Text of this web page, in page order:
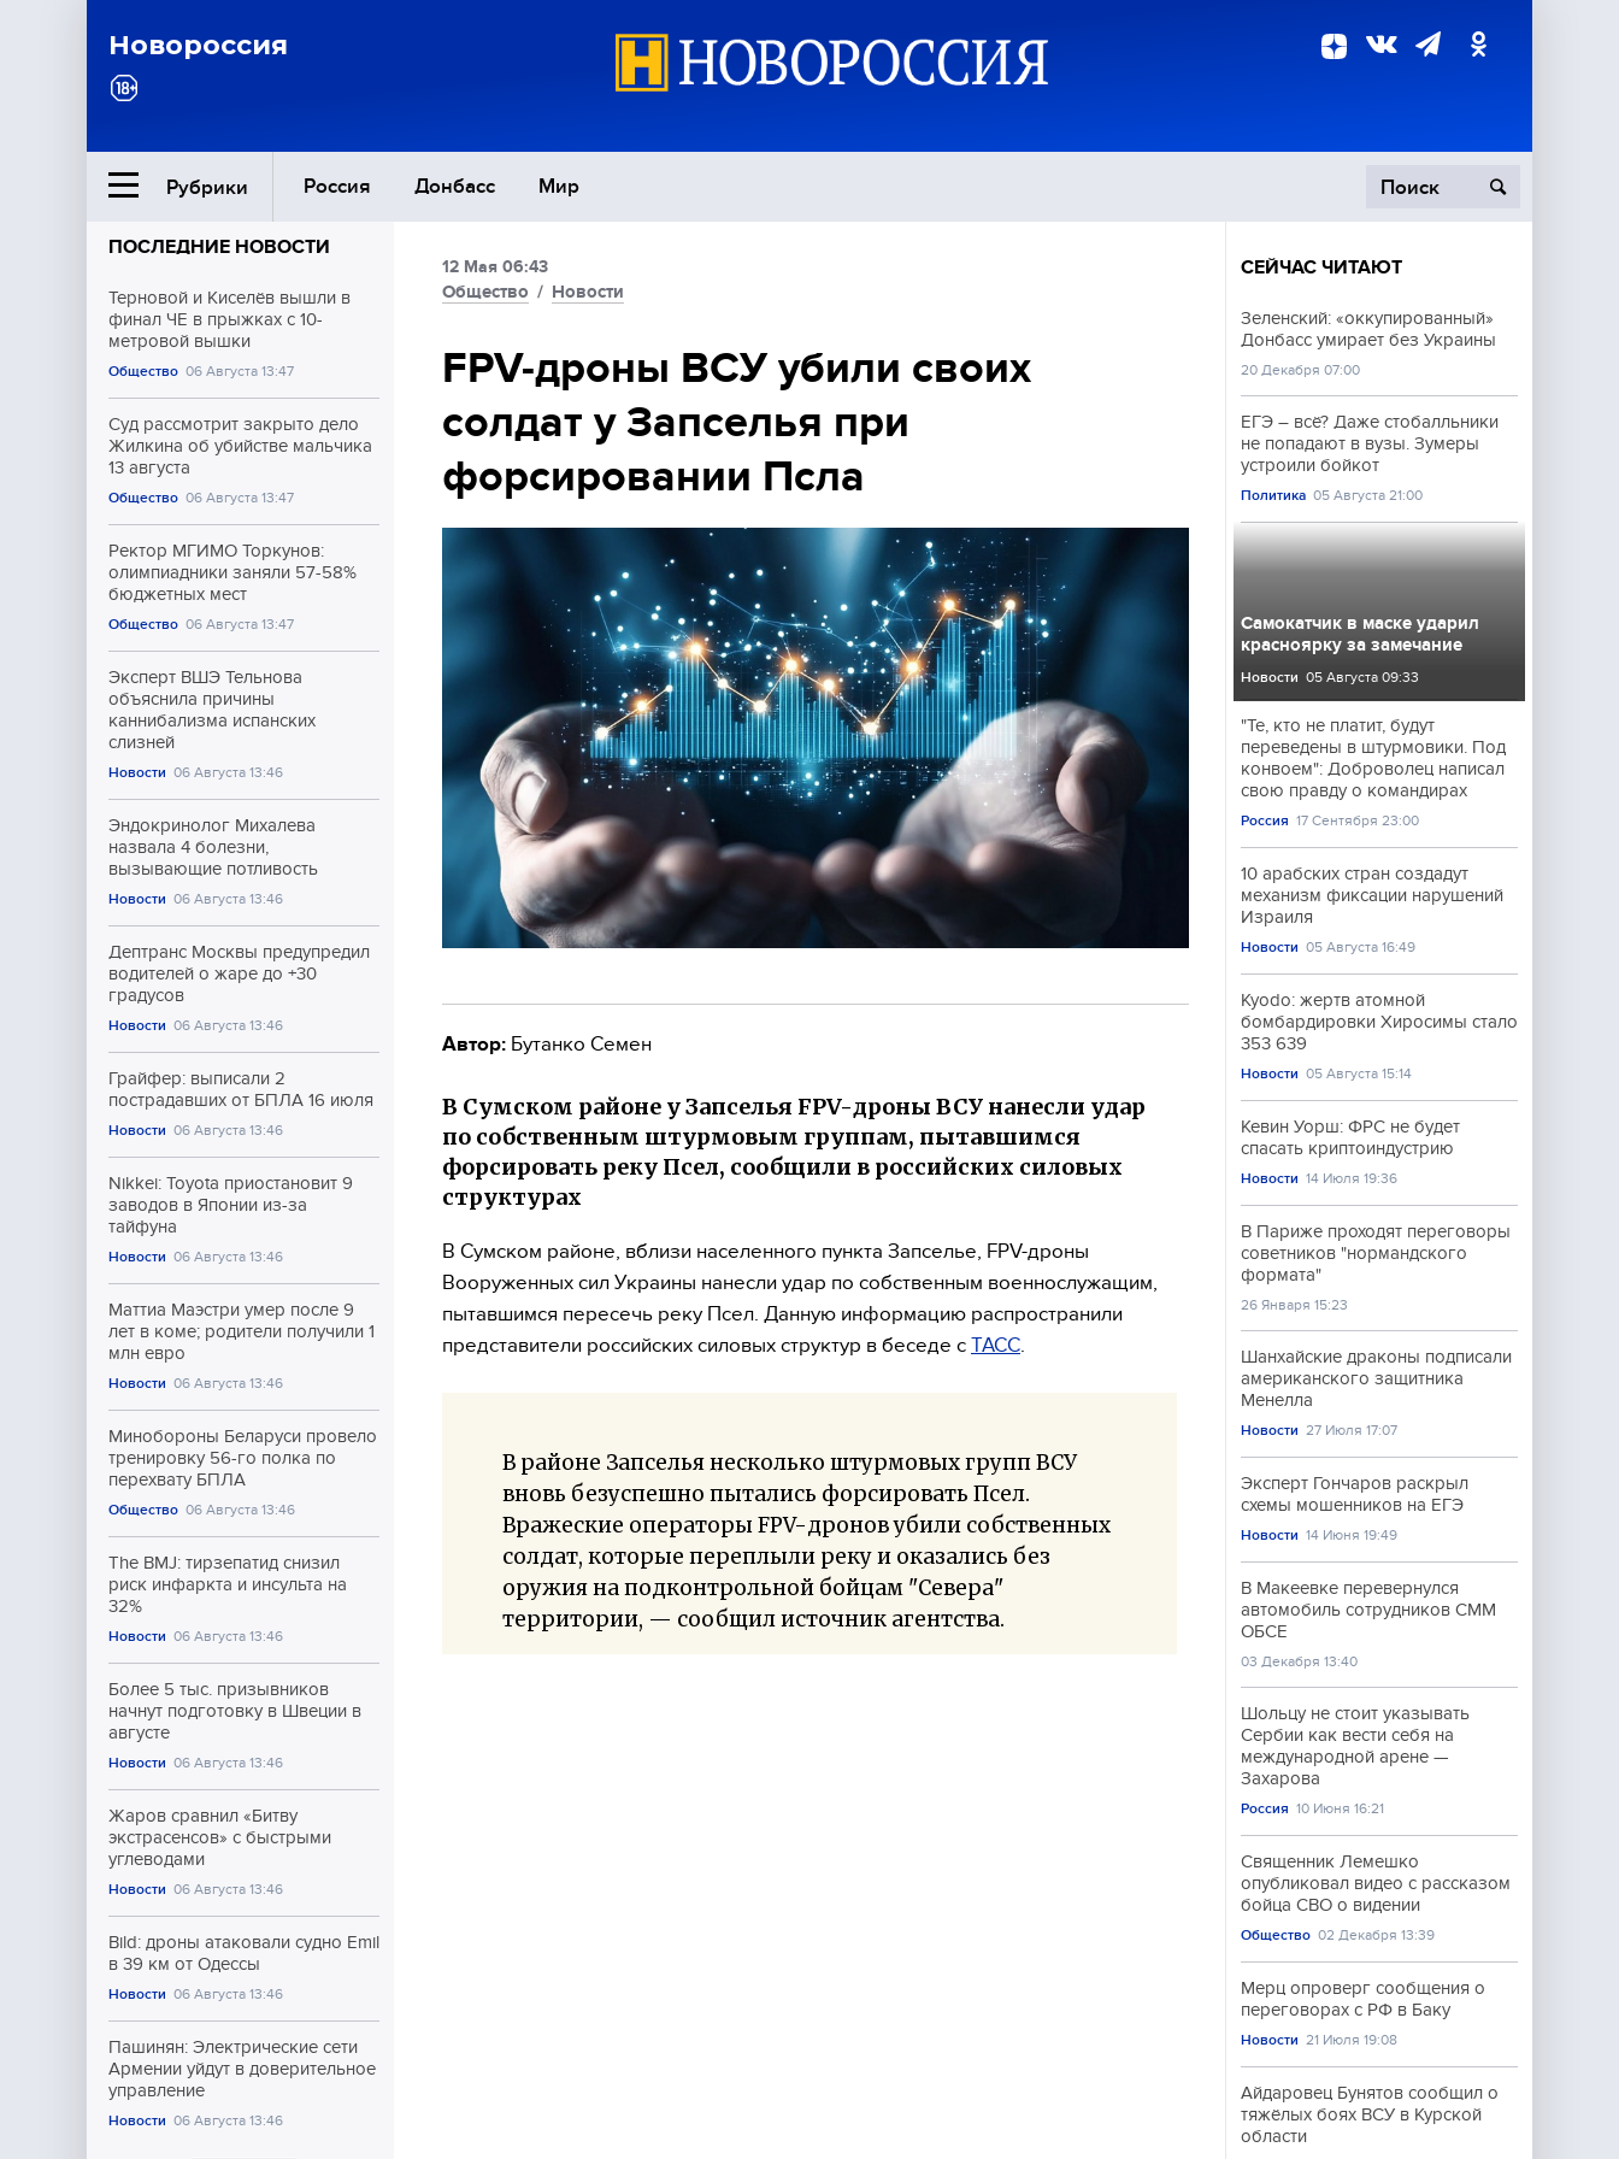
Новороссия
Рубрики Россия Донбасс Мир
Ближний Восток Политика
Общество
Экономика
Происшествия
Культура
Спорт
ПОСЛЕДНИЕ НОВОСТИ
Терновой и Киселёв вышли в
финал ЧЕ в прыжках с 10-
метровой вышки
Общество 06 Августа 13:47
Суд рассмотрит закрыто дело
Жилкина об убийстве мальчика
13 августа
Общество 06 Августа 13:47
Ректор МГИМО Торкунов:
олимпиадники заняли 57-58%
бюджетных мест
Общество 06 Августа 13:47
Эксперт ВШЭ Тельнова
объяснила причины
каннибализма испанских
слизней
Новости 06 Августа 13:46
Эндокринолог Михалева
назвала 4 болезни,
вызывающие потливость
Новости 06 Августа 13:46
Дептранс Москвы предупредил
водителей о жаре до +30
градусов
Новости 06 Августа 13:46
Грайфер: выписали 2
пострадавших от БПЛА 16 июля
Новости 06 Августа 13:46
Nikkei: Toyota приостановит 9
заводов в Японии из-за
тайфуна
Новости 06 Августа 13:46
Маттиа Маэстри умер после 9
лет в коме; родители получили 1
млн евро
Новости 06 Августа 13:46
Минобороны Беларуси провело
тренировку 56-го полка по
перехвату БПЛА
Общество 06 Августа 13:46
The BMJ: тирзепатид снизил
риск инфаркта и инсульта на
32%
Новости 06 Августа 13:46
Более 5 тыс. призывников
начнут подготовку в Швеции в
августе
Новости 06 Августа 13:46
Жаров сравнил «Битву
экстрасенсов» с быстрыми
углеводами
Новости 06 Августа 13:46
Bild: дроны атаковали судно Emil
в 39 км от Одессы
Новости 06 Августа 13:46
Пашинян: Электрические сети
Армении уйдут в доверительное
управление
Новости 06 Августа 13:46
12 Мая 06:43
Общество / Новости
FPV-дроны ВСУ убили своих
солдат у Запселья при
форсировании Псла
Автор: Бутанко Семен
В Сумском районе у Запселья FPV-дроны ВСУ нанесли удар
по собственным штурмовым группам, пытавшимся
форсировать реку Псел, сообщили в российских силовых
структурах
В Сумском районе, вблизи населенного пункта Запселье, FPV-дроны
Вооруженных сил Украины нанесли удар по собственным военнослужащим,
пытавшимся пересечь реку Псел. Данную информацию распространили
представители российских силовых структур в беседе с ТАСС
В районе Запселья несколько штурмовых групп ВСУ
вновь безуспешно пытались форсировать Псел.
Вражеские операторы FPV-дронов убили собственных
солдат, которые переплыли реку и оказались без
оружия на подконтрольной бойцам "Севера"
территории, — сообщил источник агентства.
СЕЙЧАС ЧИТАЮТ
Зеленский: «оккупированный»
Донбасс умирает без Украины
20 Декабря 07:00
ЕГЭ – всё? Даже стобалльники
не попадают в вузы. Зумеры
устроили бойкот
Политика 05 Августа 21:00
Самокатчик в маске ударил
красноярку за замечание
Новости 05 Августа 09:33
"Те, кто не платит, будут
переведены в штурмовики. Под
конвоем": Доброволец написал
свою правду о командирах
Россия 17 Сентября 23:00
10 арабских стран создадут
механизм фиксации нарушений
Израиля
Новости 05 Августа 16:49
Kyodo: жертв атомной
бомбардировки Хиросимы стало
353 639
Новости 05 Августа 15:14
Кевин Уорш: ФРС не будет
спасать криптоиндустрию
Новости 14 Июля 19:36
В Париже проходят переговоры
советников "нормандского
формата"
26 Января 15:23
Шанхайские драконы подписали
американского защитника
Менелла
Новости 27 Июля 17:07
Эксперт Гончаров раскрыл
схемы мошенников на ЕГЭ
Новости 14 Июня 19:49
В Макеевке перевернулся
автомобиль сотрудников СММ
ОБСЕ
03 Декабря 13:40
Шольцу не стоит указывать
Сербии как вести себя на
международной арене —
Захарова
Россия 10 Июня 16:21
Священник Лемешко
опубликовал видео с рассказом
бойца СВО о видении
Общество 02 Декабря 13:39
Мерц опроверг сообщения о
переговорах с РФ в Баку
Новости 21 Июля 19:08
Айдаровец Бунятов сообщил о
тяжёлых боях ВСУ в Курской
области